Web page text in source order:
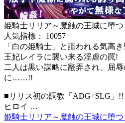
姫騎士リリア～魔触の王城に堕つ
人気指標： 10057
「白の姫騎士」と謳われる気高
王妃レイラに襲い来る淫虐の罠!
二人は黒い謀略に翻弄され、屈
に……!!
■リリス初の調教「ADG+SLG」!!
ヒロイ …
姫騎士リリア～魔触の王城に堕